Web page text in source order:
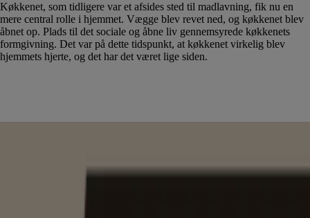
Køkkenet, som tidligere var et afsides sted til madlavning, fik nu en
mere central rolle i hjemmet. Vægge blev revet ned, og køkkenet blev
åbnet op. Plads til det sociale og åbne liv gennemsyrede køkkenets
formgivning. Det var på dette tidspunkt, at køkkenet virkelig blev
hjemmets hjerte, og det har det været lige siden.